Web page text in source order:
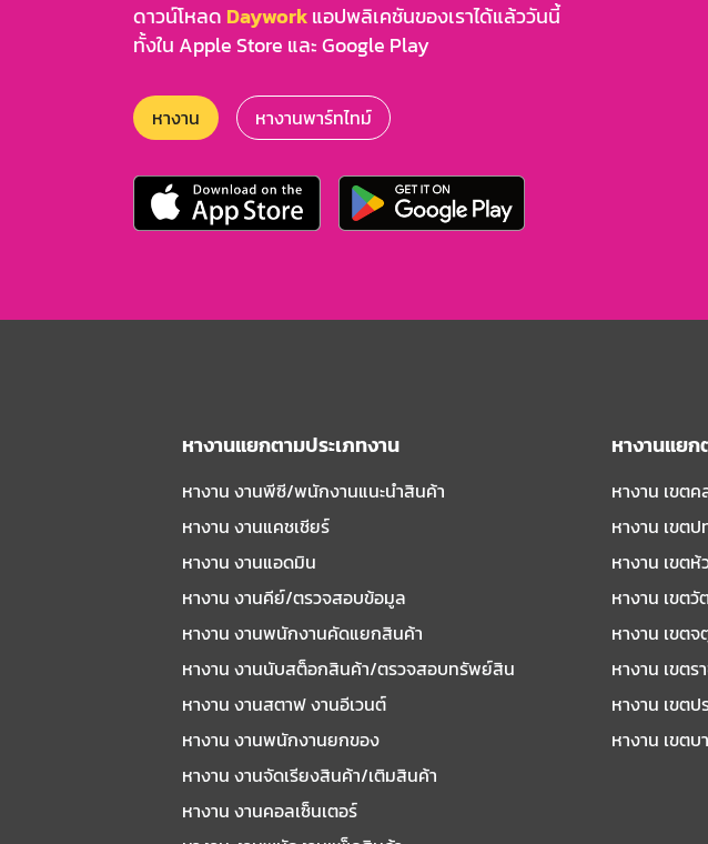
ดาวน์โหลด Dayworkแอปพลิเคชันของเราได้แล้ววันนี้
ทั้งใน Apple Store และ Google Play
หางาน หางานพาร์ทไทม์
หางานแยกตามประเภทงาน
หางาน งานพีซี/พนักงานแนะนําสินค้า
หางาน งานแคชเชียร์
หางาน งานแอดมิน
หางาน งานคีย์/ตรวจสอบข้อมูล
หางาน งานพนักงานคัดแยกสินค้า
หางาน งานนับสต็อกสินค้า/ตรวจสอบทรัพย์สิน
หางาน งานสตาฟ งานอีเวนต์
หางาน งานพนักงานยกของ
หางาน งานจัดเรียงสินค้า/เติมสินค้า
หางาน งานคอลเซ็นเตอร์
หางานแยก
หางาน เขตค
หางาน เขต
หางาน เขตห้
หางาน เขต
หางาน เขต
หางาน เขตร
หางาน เขตป
หางาน เขตบ